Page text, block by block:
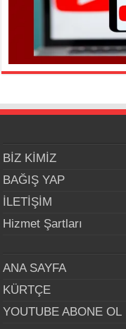
BİZ KİMİZ
BAĞIŞ YAP
İLETİŞİM
Hizmet Şartları
ANA SAYFA
KÜRTÇE
YOUTUBE ABONE OL